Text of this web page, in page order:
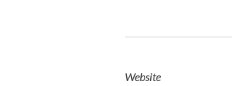
Website